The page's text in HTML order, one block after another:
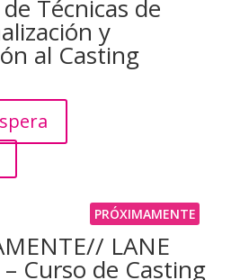
Técnicas de
y
al Casting
PRÓXIMAMENTE
LANE
– Curso de Casting